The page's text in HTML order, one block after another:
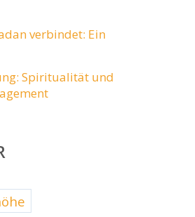
verbindet: Ein
Spiritualität und